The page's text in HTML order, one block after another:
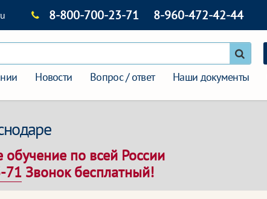
8-800-700-23-71 8-960-472-42-44
Новости Вопрос / ответ Наши документы
по всей России
71 Звонок бесплатный!